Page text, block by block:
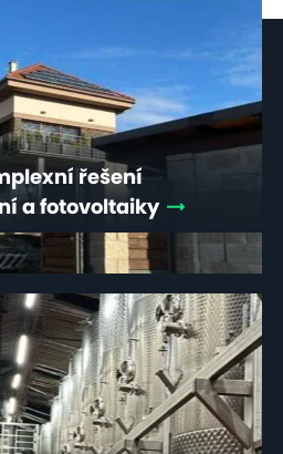
řešení
a fotovoltaiky